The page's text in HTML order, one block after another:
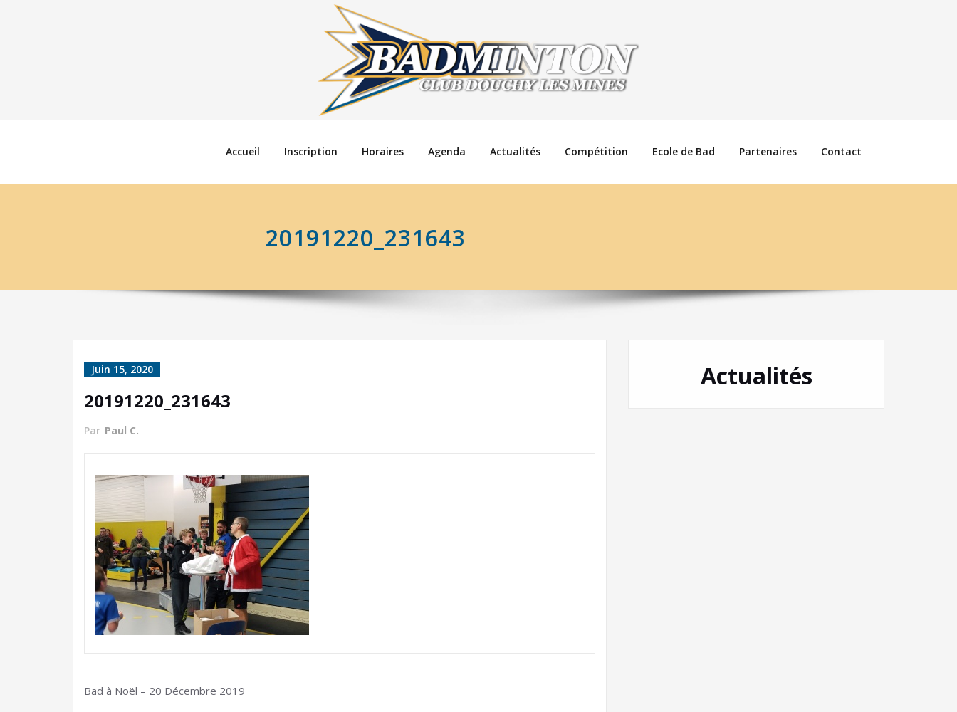
Accueil Inscription Horaires Agenda Actualités Compétition Ecole de Bad Partenaires Contact
20191220_231643
Juin 15, 2020
20191220_231643
Par Paul C.
Bad à Noël – 20 Décembre 2019
Actualités